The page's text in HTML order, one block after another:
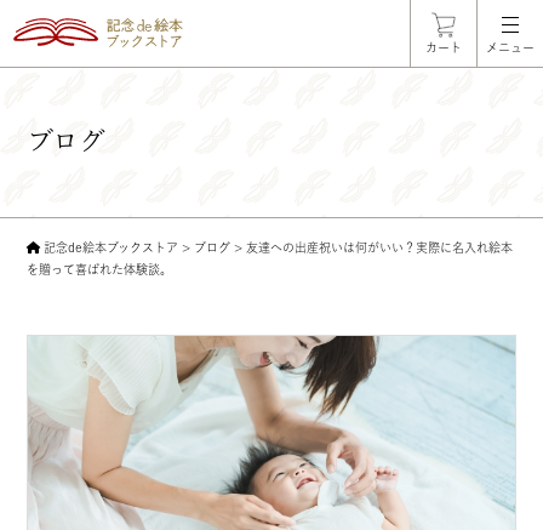
カート メニュー
ブログ
記念de絵本ブックストア > ブログ > 友達への出産祝いは何がいい？実際に名入れ絵本
を贈って喜ばれた体験談。